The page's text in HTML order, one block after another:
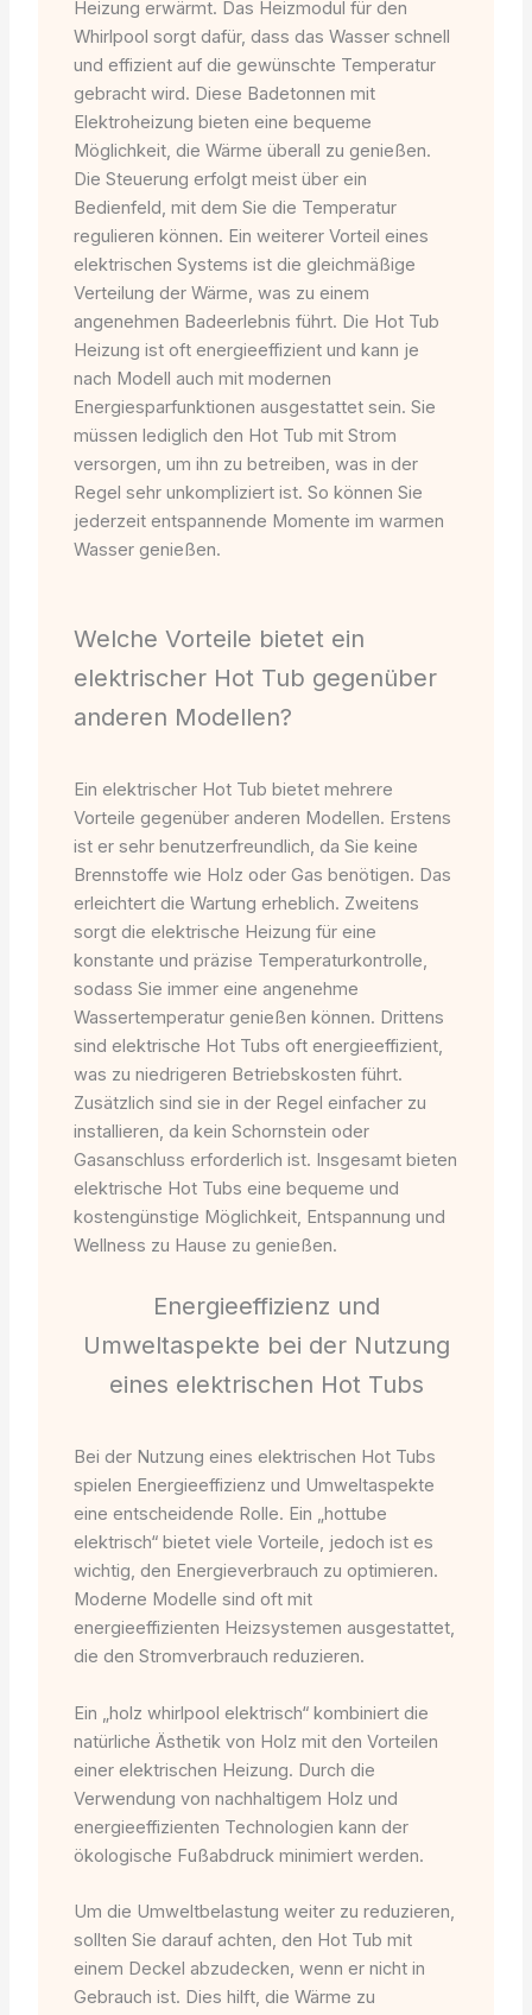
Heizung erwärmt. Das Heizmodul für den
Whirlpool sorgt dafür, dass das Wasser schnell
und effizient auf die gewünschte Temperatur
gebracht wird. Diese Badetonnen mit
Elektroheizung bieten eine bequeme
Möglichkeit, die Wärme überall zu genießen.
Die Steuerung erfolgt meist über ein
Bedienfeld, mit dem Sie die Temperatur
regulieren können. Ein weiterer Vorteil eines
elektrischen Systems ist die gleichmäßige
Verteilung der Wärme, was zu einem
angenehmen Badeerlebnis führt. Die Hot Tub
Heizung ist oft energieeffizient und kann je
nach Modell auch mit modernen
Energiesparfunktionen ausgestattet sein. Sie
müssen lediglich den Hot Tub mit Strom
versorgen, um ihn zu betreiben, was in der
Regel sehr unkompliziert ist. So können Sie
jederzeit entspannende Momente im warmen
Wasser genießen.
Welche Vorteile bietet ein
elektrischer Hot Tub gegenüber
anderen Modellen?
Ein elektrischer Hot Tub bietet mehrere
Vorteile gegenüber anderen Modellen. Erstens
ist er sehr benutzerfreundlich, da Sie keine
Brennstoffe wie Holz oder Gas benötigen. Das
erleichtert die Wartung erheblich. Zweitens
sorgt die elektrische Heizung für eine
konstante und präzise Temperaturkontrolle,
sodass Sie immer eine angenehme
Wassertemperatur genießen können. Drittens
sind elektrische Hot Tubs oft energieeffizient,
was zu niedrigeren Betriebskosten führt.
Zusätzlich sind sie in der Regel einfacher zu
installieren, da kein Schornstein oder
Gasanschluss erforderlich ist. Insgesamt bieten
elektrische Hot Tubs eine bequeme und
kostengünstige Möglichkeit, Entspannung und
Wellness zu Hause zu genießen.
Energieeffizienz und
Umweltaspekte bei der Nutzung
eines elektrischen Hot Tubs
Bei der Nutzung eines elektrischen Hot Tubs
spielen Energieeffizienz und Umweltaspekte
eine entscheidende Rolle. Ein „hottube
elektrisch“ bietet viele Vorteile, jedoch ist es
wichtig, den Energieverbrauch zu optimieren.
Moderne Modelle sind oft mit
energieeffizienten Heizsystemen ausgestattet,
die den Stromverbrauch reduzieren.
Ein „holz whirlpool elektrisch“ kombiniert die
natürliche Ästhetik von Holz mit den Vorteilen
einer elektrischen Heizung. Durch die
Verwendung von nachhaltigem Holz und
energieeffizienten Technologien kann der
ökologische Fußabdruck minimiert werden.
Um die Umweltbelastung weiter zu reduzieren,
sollten Sie darauf achten, den Hot Tub mit
einem Deckel abzudecken, wenn er nicht in
Gebrauch ist. Dies hilft, die Wärme zu